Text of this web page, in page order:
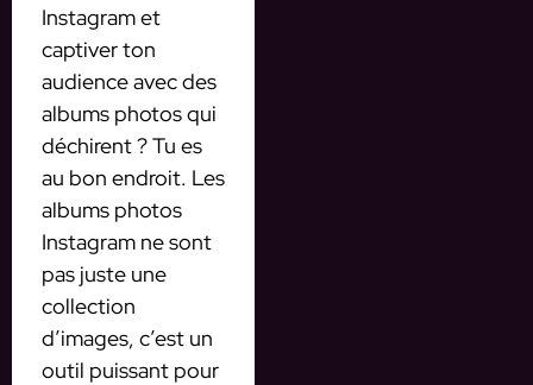
Instagram et
captiver ton
audience avec des
albums photos qui
déchirent ? Tu es
au bon endroit. Les
albums photos
Instagram ne sont
pas juste une
collection
d’images, c’est un
outil puissant pour